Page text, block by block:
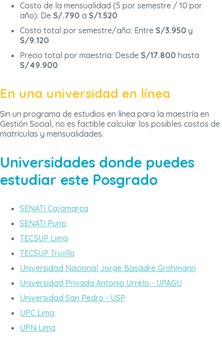
Costo de la mensualidad (5 por semestre / 10 por
año): De S/.790 a S/1.520
Costo total por semestre/año: Entre S/3.950 y
S/9.120
Precio total por maestría: Desde S/17.800 hasta
S/49.900
En una universidad en línea
Sin un programa de estudios en línea para la maestría en
Gestión Social, no es factible calcular los posibles costos de
matrículas y mensualidades.
Universidades donde puedes
estudiar este Posgrado
SENATI Cajamarca
SENATI Puno
TECSUP Lima
TECSUP Trujillo
Universidad Nacional Jorge Basadre Grohmann
Universidad Privada Antonio Urrelo - UPAGU
Universidad San Pedro - USP
UPC Lima
UPN Lima